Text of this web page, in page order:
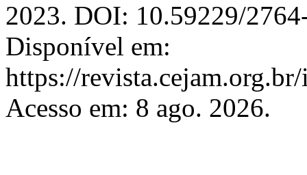
2023. DOI: 10.59229/
Disponível em:
https://
Acesso em: 8 ago. 2026.